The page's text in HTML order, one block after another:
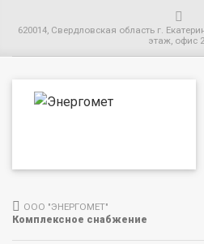
620014, Свердловская область г.
этаж, офис
ООО "ЭНЕРГОМЕТ"
Комплексное снабжение